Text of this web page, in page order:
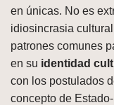
en únicas. No es
idiosincrasia
patrones comunes
en su identidad
con los postulados
concepto de